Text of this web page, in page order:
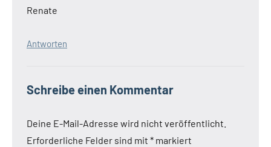
Renate
Antworten
Schreibe einen Kommentar
Deine E-Mail-Adresse wird nicht veröffentlicht.
Erforderliche Felder sind mit * markiert